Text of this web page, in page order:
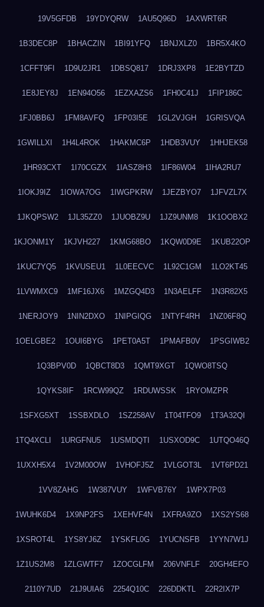
19V5GFDB 19YDYQRW 1AU5Q96D 1AXWRT6R
1B3DEC8P 1BHACZIN 1BI91YFQ 1BNJXLZ0 1BR5X4KO
1CFFT9FI 1D9U2JR1 1DBSQ817 1DRJ3XP8 1E2BYTZD
1E8JEY8J 1EN94O56 1EZXAZS6 1FH0C41J 1FIP186C
1FJ0BB6J 1FM8AVFQ 1FP03I5E 1GL2VJGH 1GRISVQA
1GWILLXI 1H4L4ROK 1HAKMC6P 1HDB3VUY 1HHJEK58
1HR93CXT 1I70CGZX 1IASZ8H3 1IF86W04 1IHA2RU7
1IOKJ9IZ 1IOWA7OG 1IWGPKRW 1JEZBYO7 1JFVZL7X
1JKQPSW2 1JL35ZZ0 1JUOBZ9U 1JZ9UNM8 1K1OOBX2
1KJONM1Y 1KJVH227 1KMG68BO 1KQW0D9E 1KUB22OP
1KUC7YQ5 1KVUSEU1 1L0EECVC 1L92C1GM 1LO2KT45
1LVWMXC9 1MF16JX6 1MZGQ4D3 1N3AELFF 1N3R82X5
1NERJOY9 1NIN2DXO 1NIPGIQG 1NTYF4RH 1NZ06F8Q
1OELGBE2 1OUI6BYG 1PET0A5T 1PMAFB0V 1PSGIWB2
1Q3BPV0D 1QBCT8D3 1QMT9XGT 1QWO8TSQ
1QYKS8IF 1RCW99QZ 1RDUWSSK 1RYOMZPR
1SFXG5XT 1SSBXDLO 1SZ258AV 1T04TFO9 1T3A32QI
1TQ4XCLI 1URGFNU5 1USMDQTI 1USXOD9C 1UTQO46Q
1UXXH5X4 1V2M00OW 1VHOFJ5Z 1VLGOT3L 1VT6PD21
1VV8ZAHG 1W387VUY 1WFVB76Y 1WPX7P03
1WUHK6D4 1X9NP2FS 1XEHVF4N 1XFRA9ZO 1XS2YS68
1XSROT4L 1YS8YJ6Z 1YSKFL0G 1YUCNSFB 1YYN7W1J
1Z1US2M8 1ZLGWTF7 1ZOCGLFM 206VNFLF 20GH4EFO
2110Y7UD 21J9UIA6 2254Q10C 226DDKTL 22R2IX7P